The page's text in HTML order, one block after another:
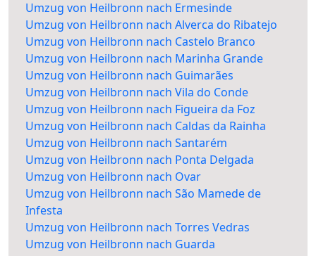
Umzug von Heilbronn nach Ermesinde
Umzug von Heilbronn nach Alverca do Ribatejo
Umzug von Heilbronn nach Castelo Branco
Umzug von Heilbronn nach Marinha Grande
Umzug von Heilbronn nach Guimarães
Umzug von Heilbronn nach Vila do Conde
Umzug von Heilbronn nach Figueira da Foz
Umzug von Heilbronn nach Caldas da Rainha
Umzug von Heilbronn nach Santarém
Umzug von Heilbronn nach Ponta Delgada
Umzug von Heilbronn nach Ovar
Umzug von Heilbronn nach São Mamede de
Infesta
Umzug von Heilbronn nach Torres Vedras
Umzug von Heilbronn nach Guarda